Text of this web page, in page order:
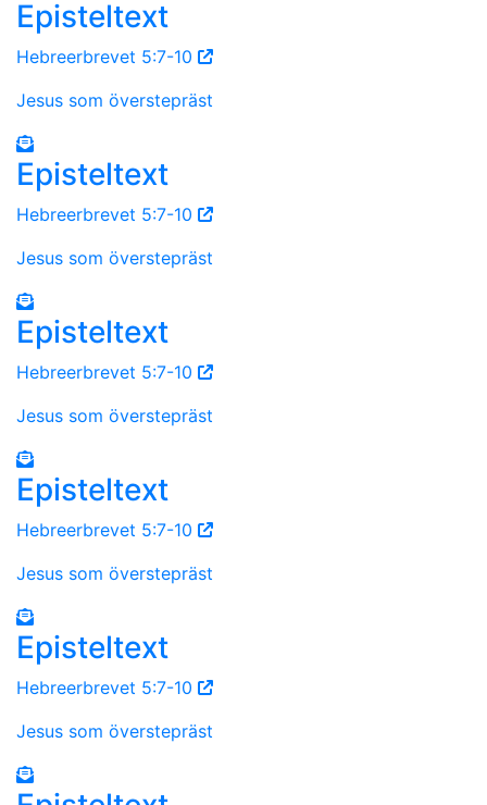
Episteltext
Hebreerbrevet 5:7-10
Jesus som överstepräst
Episteltext
Hebreerbrevet 5:7-10
Jesus som överstepräst
Episteltext
Hebreerbrevet 5:7-10
Jesus som överstepräst
Episteltext
Hebreerbrevet 5:7-10
Jesus som överstepräst
Episteltext
Hebreerbrevet 5:7-10
Jesus som överstepräst